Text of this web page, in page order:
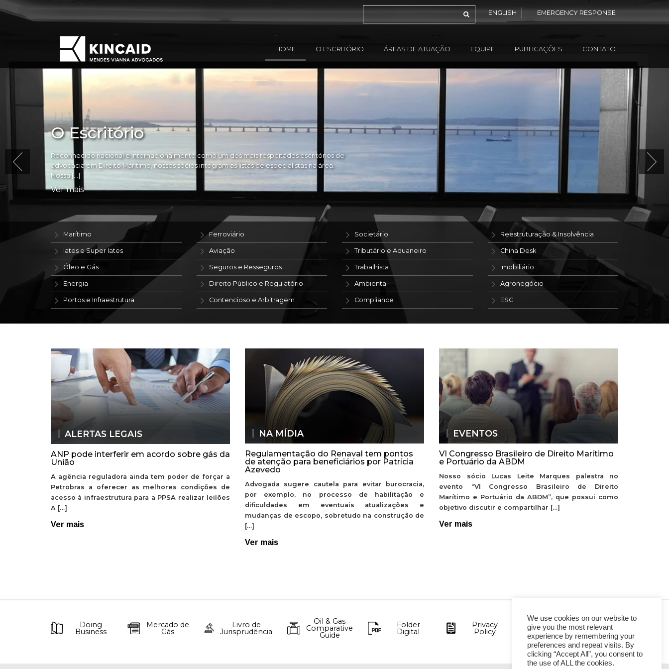
ENGLISH EMERGENCY RESPONSE
HOME O ESCRITÓRIO ÁREAS DE ATUAÇÃO EQUIPE PUBLICAÇÕES CONTATO
O Escritório
Reconhecido nacional e internacionalmente como um dos mais respeitados escritórios de
advocacia em Direito Marítimo, nossos sócios integram as listas de especialistas na área.
Nossa […]
Ver mais
Marítimo
Iates e Super Iates
Óleo e Gás
Energia
Portos e Infraestrutura
Ferroviário
Aviação
Seguros e Resseguros
Direito Público e Regulatório
Contencioso e Arbitragem
Societário
Tributário e Aduaneiro
Trabalhista
Ambiental
Compliance
Reestruturação & Insolvência
China Desk
Imobiliário
Agronegócio
ESG
ALERTAS LEGAIS
ANP pode interferir em acordo sobre gás da
União
A agência reguladora ainda tem poder de forçar a
Petrobras a oferecer as melhores condições de
acesso à infraestrutura para a PPSA realizar leilões
A […]
Ver mais
NA MÍDIA
Regulamentação do Renaval tem pontos
de atenção para beneficiários por Patrícia
Azevedo
Advogada sugere cautela para evitar burocracia,
por exemplo, no processo de habilitação e
dificuldades em eventuais atualizações e
mudanças de escopo, sobretudo na construção de
[…]
Ver mais
EVENTOS
VI Congresso Brasileiro de Direito Marítimo
e Portuário da ABDM
Nosso sócio Lucas Leite Marques palestra no
evento “VI Congresso Brasileiro de Direito
Marítimo e Portuário da ABDM”, que possui como
objetivo discutir e compartilhar […]
Ver mais
Doing
Business
Mercado de
Gás
Livro de
Jurisprudência
Oil & Gas
Comparative
Guide
Folder
Digital
Privacy
Policy
We use cookies on our website to
give you the most relevant
experience by remembering your
preferences and repeat visits. By
clicking “Accept All”, you consent to
the use of ALL the cookies.